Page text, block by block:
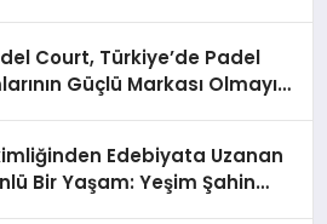
Court, Türkiye’de Padel
Güçlü Markası Olmayı
Edebiyata Uzanan
Bir Yaşam: Yeşim Şahin